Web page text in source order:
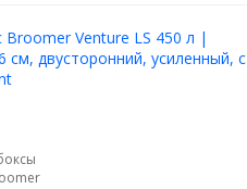
Broomer Venture LS 450 л |
см, двусторонний, усиленный, с